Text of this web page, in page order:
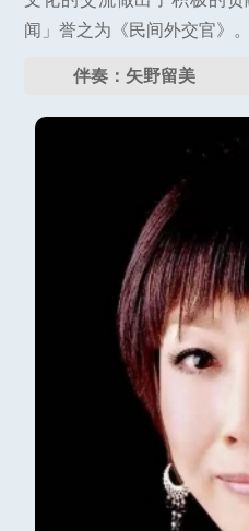
闻」誉之为《民间外交官》。
伴奏：矢野留美